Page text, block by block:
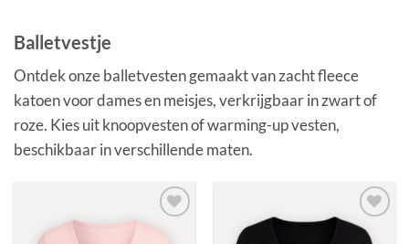
Balletvestje
Ontdek onze balletvesten gemaakt van zacht fleece
katoen voor dames en meisjes, verkrijgbaar in zwart of
roze. Kies uit knoopvesten of warming-up vesten,
beschikbaar in verschillende maten.
Toevoegen